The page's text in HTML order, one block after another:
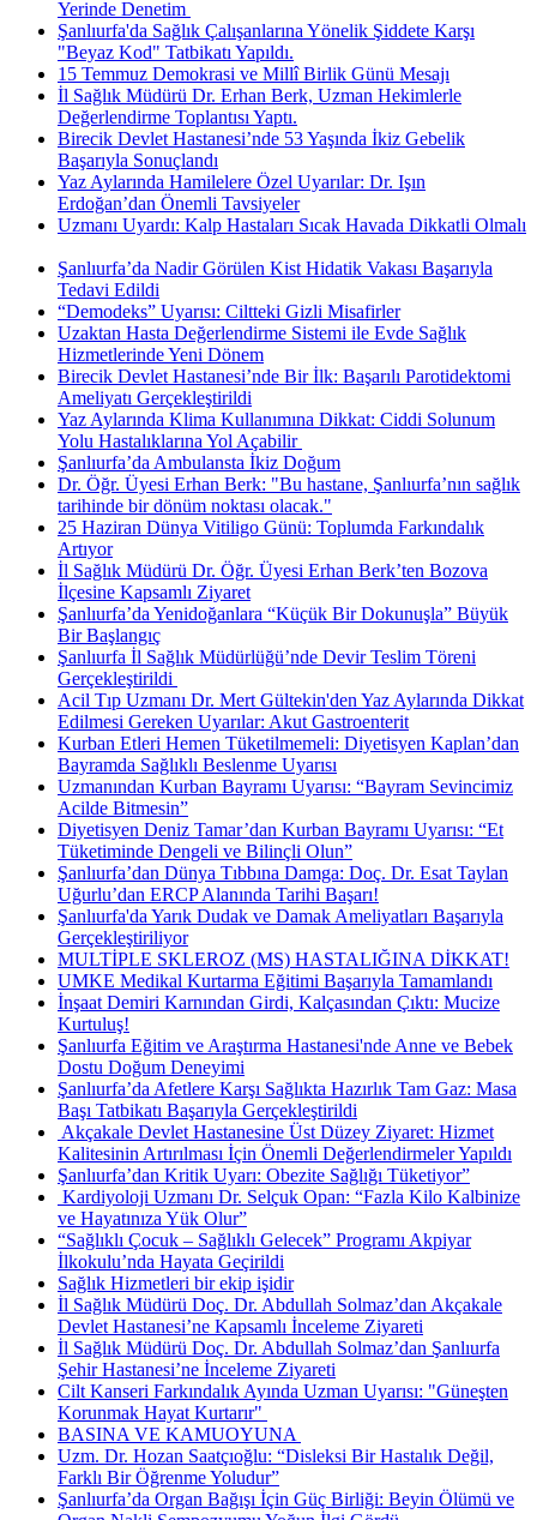
Yerinde Denetim ​
Şanlıurfa'da Sağlık Çalışanlarına Yönelik Şiddete Karşı
"Beyaz Kod" Tatbikatı Yapıldı.
15 Temmuz Demokrasi ve Millî Birlik Günü Mesajı
İl Sağlık Müdürü Dr. Erhan Berk, Uzman Hekimlerle
Değerlendirme Toplantısı Yaptı.
Birecik Devlet Hastanesi’nde 53 Yaşında İkiz Gebelik
Başarıyla Sonuçlandı
Yaz Aylarında Hamilelere Özel Uyarılar: Dr. Işın
Erdoğan’dan Önemli Tavsiyeler
Uzmanı Uyardı: Kalp Hastaları Sıcak Havada Dikkatli Olmalı
Şanlıurfa’da Nadir Görülen Kist Hidatik Vakası Başarıyla
Tedavi Edildi
“Demodeks” Uyarısı: Ciltteki Gizli Misafirler
Uzaktan Hasta Değerlendirme Sistemi ile Evde Sağlık
Hizmetlerinde Yeni Dönem
Birecik Devlet Hastanesi’nde Bir İlk: Başarılı Parotidektomi
Ameliyatı Gerçekleştirildi
Yaz Aylarında Klima Kullanımına Dikkat: Ciddi Solunum
Yolu Hastalıklarına Yol Açabilir ​
Şanlıurfa’da Ambulansta İkiz Doğum
Dr. Öğr. Üyesi Erhan Berk: "Bu hastane, Şanlıurfa’nın sağlık
tarihinde bir dönüm noktası olacak."
25 Haziran Dünya Vitiligo Günü: Toplumda Farkındalık
Artıyor
İl Sağlık Müdürü Dr. Öğr. Üyesi Erhan Berk’ten Bozova
İlçesine Kapsamlı Ziyaret
Şanlıurfa’da Yenidoğanlara “Küçük Bir Dokunuşla” Büyük
Bir Başlangıç
Şanlıurfa İl Sağlık Müdürlüğü’nde Devir Teslim Töreni
Gerçekleştirildi ​
Acil Tıp Uzmanı Dr. Mert Gültekin'den Yaz Aylarında Dikkat
Edilmesi Gereken Uyarılar: Akut Gastroenterit
Kurban Etleri Hemen Tüketilmemeli: Diyetisyen Kaplan’dan
Bayramda Sağlıklı Beslenme Uyarısı
Uzmanından Kurban Bayramı Uyarısı: “Bayram Sevincimiz
Acilde Bitmesin”
Diyetisyen Deniz Tamar’dan Kurban Bayramı Uyarısı: “Et
Tüketiminde Dengeli ve Bilinçli Olun”
Şanlıurfa’dan Dünya Tıbbına Damga: Doç. Dr. Esat Taylan
Uğurlu’dan ERCP Alanında Tarihi Başarı!
Şanlıurfa'da Yarık Dudak ve Damak Ameliyatları Başarıyla
Gerçekleştiriliyor
MULTİPLE SKLEROZ (MS) HASTALIĞINA DİKKAT!
UMKE Medikal Kurtarma Eğitimi Başarıyla Tamamlandı
İnşaat Demiri Karnından Girdi, Kalçasından Çıktı: Mucize
Kurtuluş!
Şanlıurfa Eğitim ve Araştırma Hastanesi'nde Anne ve Bebek
Dostu Doğum Deneyimi
Şanlıurfa’da Afetlere Karşı Sağlıkta Hazırlık Tam Gaz: Masa
Başı Tatbikatı Başarıyla Gerçekleştirildi
​ Akçakale Devlet Hastanesine Üst Düzey Ziyaret: Hizmet
Kalitesinin Artırılması İçin Önemli Değerlendirmeler Yapıldı
Şanlıurfa’dan Kritik Uyarı: Obezite Sağlığı Tüketiyor”
​ Kardiyoloji Uzmanı Dr. Selçuk Opan: “Fazla Kilo Kalbinize
ve Hayatınıza Yük Olur”
“Sağlıklı Çocuk – Sağlıklı Gelecek” Programı Akpiyar
İlkokulu’nda Hayata Geçirildi
Sağlık Hizmetleri bir ekip işidir
İl Sağlık Müdürü Doç. Dr. Abdullah Solmaz’dan Akçakale
Devlet Hastanesi’ne Kapsamlı İnceleme Ziyareti
İl Sağlık Müdürü Doç. Dr. Abdullah Solmaz’dan Şanlıurfa
Şehir Hastanesi’ne İnceleme Ziyareti
Cilt Kanseri Farkındalık Ayında Uzman Uyarısı: "Güneşten
Korunmak Hayat Kurtarır" ​
BASINA VE KAMUOYUNA ​
Uzm. Dr. Hozan Saatçıoğlu: “Disleksi Bir Hastalık Değil,
Farklı Bir Öğrenme Yoludur”
Şanlıurfa’da Organ Bağışı İçin Güç Birliği: Beyin Ölümü ve